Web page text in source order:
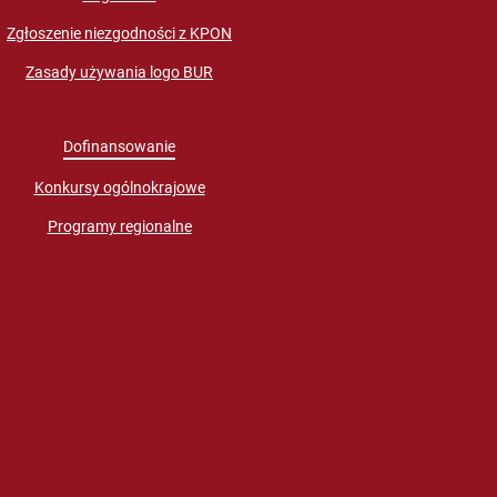
Zgłoszenie niezgodności z KPON
Zasady używania logo BUR
Dofinansowanie
Konkursy ogólnokrajowe
Programy regionalne